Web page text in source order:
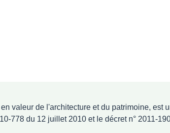
valeur de l'architecture et du patrimoine, est
778 du 12 juillet 2010 et le décret n° 2011-